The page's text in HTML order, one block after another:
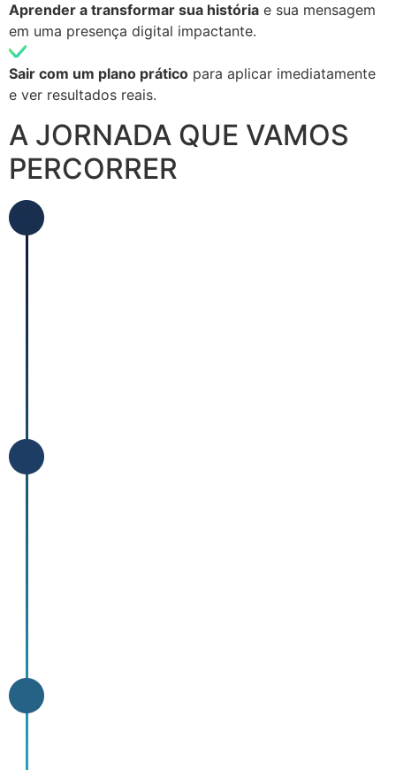
Aprender a transformar sua história e sua mensagem
em uma presença digital impactante.
Sair com um plano prático para aplicar imediatamente
e ver resultados reais.
A JORNADA QUE VAMOS
PERCORRER